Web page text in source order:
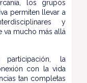
los grupos
permiten llevar a
y
va mucho más allá
la
con la vida
tan completas